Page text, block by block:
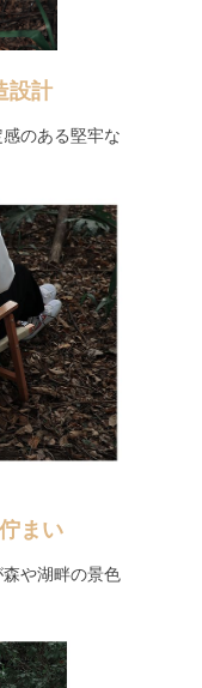
設計
のある堅牢な
まい
や湖畔の景色